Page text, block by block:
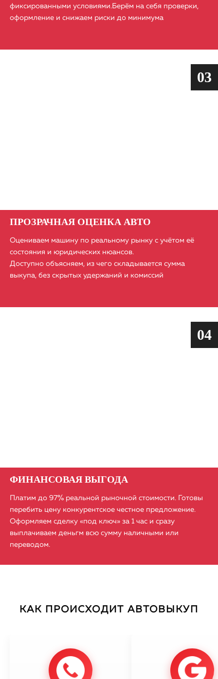
фиксированными условиями.​Берём на себя проверки,
оформление и снижаем риски до минимума
03
ПРОЗРАЧНАЯ ОЦЕНКА АВТО
Оцениваем машину по реальному рынку с учётом её
состояния и юридических нюансов.​
Доступно объясняем, из чего складывается сумма
выкупа, без скрытых удержаний и комиссий
04
ФИНАНСОВАЯ ВЫГОДА
Платим до 97% реальной рыночной стоимости. Готовы
перебить цену конкурентское честное предложение.
Оформляем сделку «под ключ» за 1 час и сразу
выплачиваем деньгм всю сумму наличными или
переводом.
КАК ПРОИСХОДИТ АВТОВЫКУП